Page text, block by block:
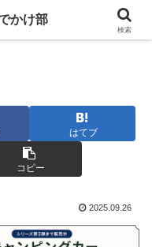
海道でのんびりバンライフ♪
はてブ
コピー
2025.09.26
検索